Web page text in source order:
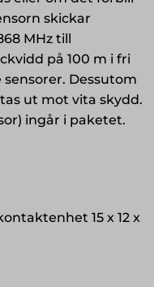
skickar
MHz till
på 100 m i fri
Dessutom
ut mot vita skydd.
ingår i paketet.
15 x 12 x